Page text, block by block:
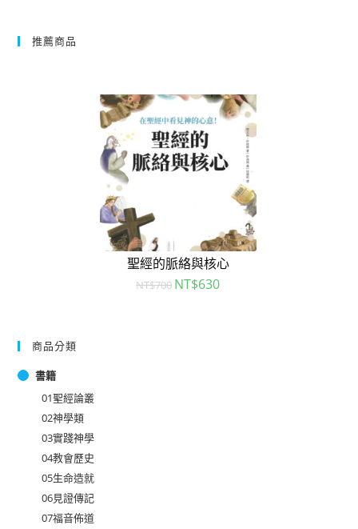
推薦商品
聖經的脈絡與核心
NT$700 NT$630
商品分類
書籍
01聖經論叢
02神學類
03實踐神學
04教會歷史
05生命造就
06見證傳記
07福音佈道